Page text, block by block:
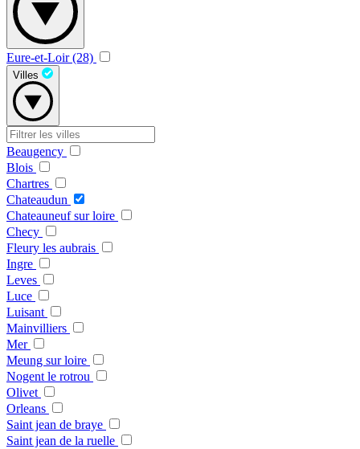
Eure-et-Loir (28)
Villes
Beaugency
Blois
Chartres
Chateaudun
Chateauneuf sur loire
Checy
Fleury les aubrais
Ingre
Leves
Luce
Luisant
Mainvilliers
Mer
Meung sur loire
Nogent le rotrou
Olivet
Orleans
Saint jean de braye
Saint jean de la ruelle